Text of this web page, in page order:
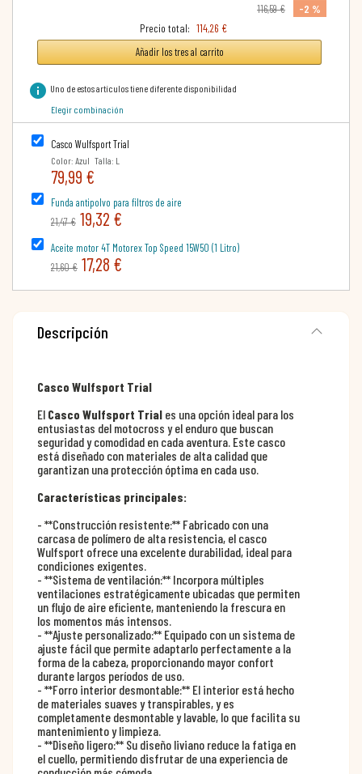
116,59 €
-2 %
Precio total: 114,26 €
Añadir los tres al carrito
info Uno de estos artículos tiene diferente disponibilidad
Elegir combinación
Casco Wulfsport Trial
Color: Azul Talla: L
79,99 €
Funda antipolvo para filtros de aire
21,47 € 19,32 €
Aceite motor 4T Motorex Top Speed 15W50 (1 Litro)
21,60 € 17,28 €
Descripción
Casco Wulfsport Trial
El Casco Wulfsport Trial es una opción ideal para los
entusiastas del motocross y el enduro que buscan
seguridad y comodidad en cada aventura. Este casco
está diseñado con materiales de alta calidad que
garantizan una protección óptima en cada uso.
Características principales:
- **Construcción resistente:** Fabricado con una
carcasa de polímero de alta resistencia, el casco
Wulfsport ofrece una excelente durabilidad, ideal para
condiciones exigentes.
- **Sistema de ventilación:** Incorpora múltiples
ventilaciones estratégicamente ubicadas que permiten
un flujo de aire eficiente, manteniendo la frescura en
los momentos más intensos.
- **Ajuste personalizado:** Equipado con un sistema de
ajuste fácil que permite adaptarlo perfectamente a la
forma de la cabeza, proporcionando mayor confort
durante largos períodos de uso.
- **Forro interior desmontable:** El interior está hecho
de materiales suaves y transpirables, y es
completamente desmontable y lavable, lo que facilita su
mantenimiento y limpieza.
- **Diseño ligero:** Su diseño liviano reduce la fatiga en
el cuello, permitiendo disfrutar de una experiencia de